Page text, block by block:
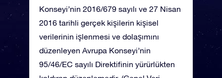
Konseyi’nin 2016/679 sayılı ve 27 Nisan
2016 tarihli gerçek kişilerin kişisel
verilerinin işlenmesi ve dolaşımını
düzenleyen Avrupa Konseyi’nin
95/46/EC sayılı Direktifinin yürürlükten